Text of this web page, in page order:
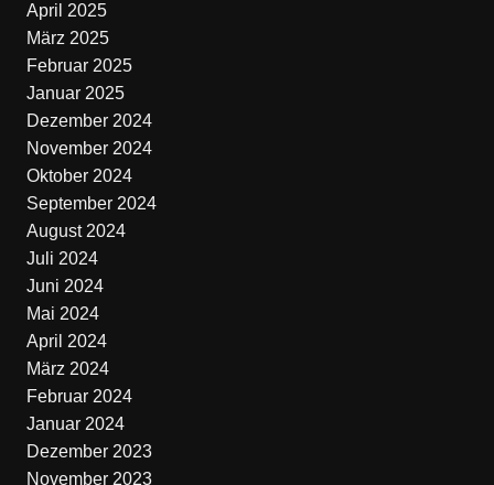
April 2025
März 2025
Februar 2025
Januar 2025
Dezember 2024
November 2024
Oktober 2024
September 2024
August 2024
Juli 2024
Juni 2024
Mai 2024
April 2024
März 2024
Februar 2024
Januar 2024
Dezember 2023
November 2023